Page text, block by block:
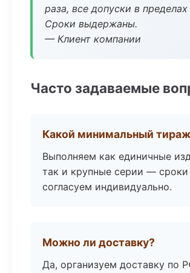
раза, все допуски в пределах
Сроки выдержаны.
— Клиент компании
Часто задаваемые
Какой минимальный
Выполняем как единичные
так и крупные серии — сроки
согласуем индивидуально.
Можно ли доставку?
Да, организуем доставку по